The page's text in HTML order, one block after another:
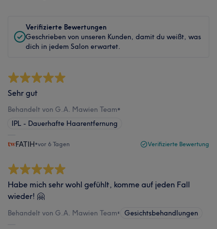
Verifizierte Bewertungen
Geschrieben von unseren Kunden, damit du weißt, was
dich in jedem Salon erwartet.
Sehr gut
Behandelt von G.A. Mawien Team•
IPL - Dauerhafte Haarentfernung
FATIH•vor 6 Tagen Verifizierte Bewertung
Habe mich sehr wohl gefühlt, komme auf jeden Fall
wieder! 🤗
Behandelt von G.A. Mawien Team• Gesichtsbehandlungen